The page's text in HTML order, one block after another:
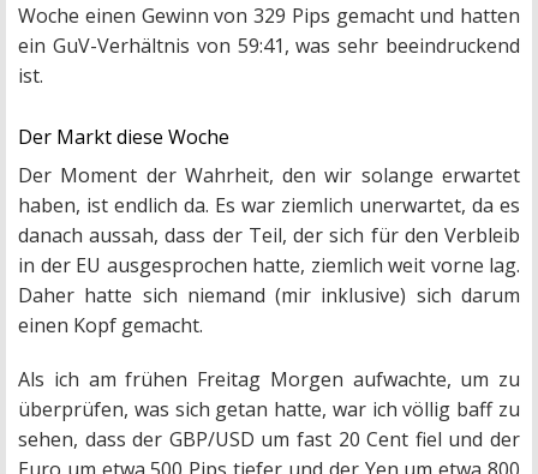
Woche einen Gewinn von 329 Pips gemacht und hatten
ein GuV-Verhältnis von 59:41, was sehr beeindruckend
ist.
Der Markt diese Woche
Der Moment der Wahrheit, den wir solange erwartet
haben, ist endlich da. Es war ziemlich unerwartet, da es
danach aussah, dass der Teil, der sich für den Verbleib
in der EU ausgesprochen hatte, ziemlich weit vorne lag.
Daher hatte sich niemand (mir inklusive) sich darum
einen Kopf gemacht.
Als ich am frühen Freitag Morgen aufwachte, um zu
überprüfen, was sich getan hatte, war ich völlig baff zu
sehen, dass der GBP/USD um fast 20 Cent fiel und der